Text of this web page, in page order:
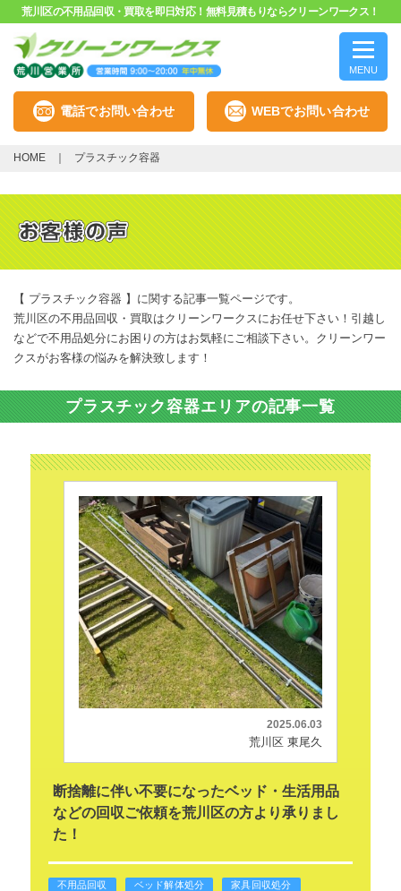
荒川区の不用品回収・買取を即日対応！無料見積もりならクリーンワークス！
MENU
電話でお問い合わせ WEBでお問い合わせ
HOME プラスチック容器
【 プラスチック容器 】に関する記事一覧ページです。
荒川区の不用品回収・買取はクリーンワークスにお任せ下さい！引越し
などで不用品処分にお困りの方はお気軽にご相談下さい。クリーンワー
クスがお客様の悩みを解決致します！
プラスチック容器エリアの記事一覧
2025.06.03
荒川区 東尾久
断捨離に伴い不要になったベッド・生活用品
などの回収ご依頼を荒川区の方より承りまし
た！
不用品回収 ベッド解体処分
家具回収処分